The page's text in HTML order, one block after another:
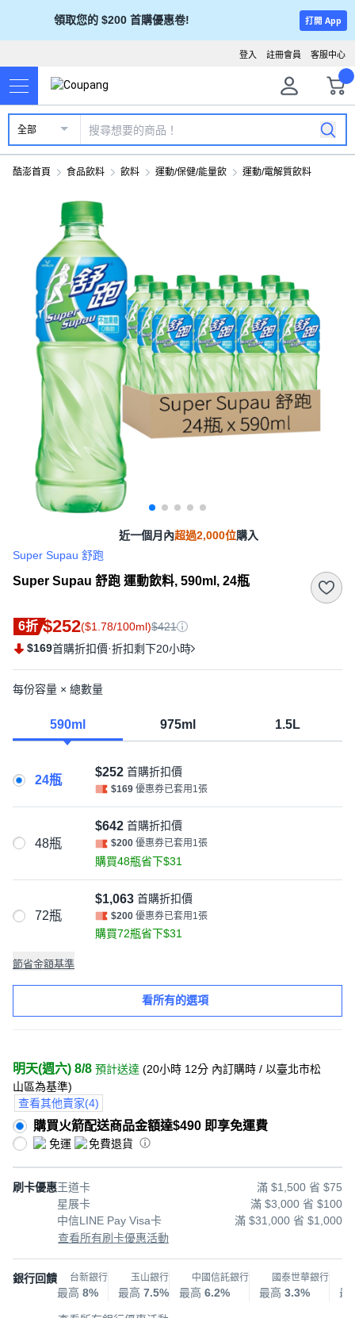
領取您的 $200 首購優惠卷! 打開 App
客服中心
註冊會員
登入
全部
酷澎首頁 食品飲料 飲料 運動/保健/能量飲 運動/電解質飲料
近一個月內超過2,000位購入
Super Supau 舒跑
Super Supau 舒跑 運動飲料, 590ml, 24瓶
6折 $252($1.78/100ml)$421
$169首購折扣價·折扣剩下20小時
每份容量 × 總數量
590ml 975ml 1.5L
24瓶
$252 首購折扣價
$169 優惠券已套用1張
48瓶
$642 首購折扣價
$200 優惠券已套用1張
購買48瓶省下$31
72瓶
$1,063 首購折扣價
$200 優惠券已套用1張
購買72瓶省下$31
節省金額基準
看所有的選項
明天(週六) 8/8 預計送達 (20小時 12分 內訂購時 / 以臺北市松
山區為基準)
查看其他賣家(4)
購買火箭配送商品金額達$490 即享免運費
免運 免費退貨
刷卡優惠王道卡
滿 $1,500 省 $75
星展卡
滿 $3,000 省 $100
中信LINE Pay Visa卡
滿 $31,000 省 $1,000
查看所有刷卡優惠活動
銀行回饋 台新銀行
最高 8%
玉山銀行
最高 7.5%
中國信託銀行
最高 6.2%
國泰世華銀行
最高 3.3% 最